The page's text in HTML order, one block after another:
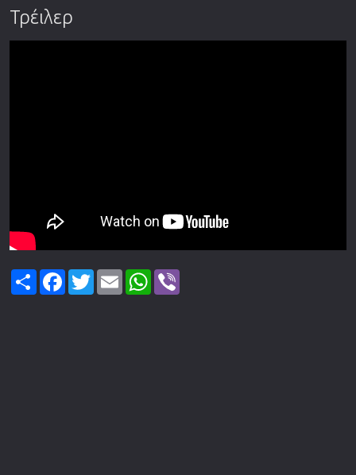
Τρέιλερ
ShareFacebook
TwitterEmail WhatsApp